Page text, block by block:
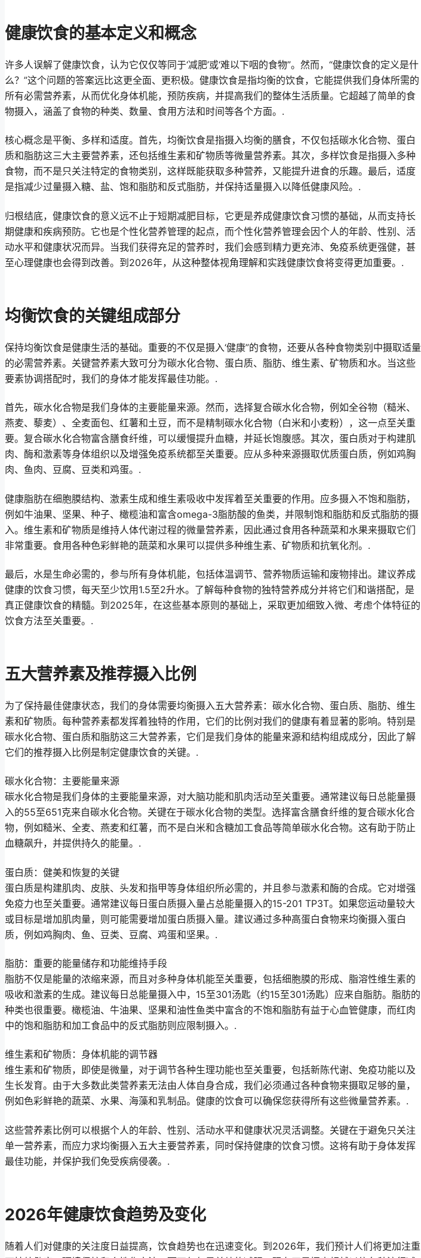
健康饮食的基本定义和概念
许多人误解了健康饮食，认为它仅仅等同于‘减肥’或‘难以下咽的食物”。然而，“健康饮食的定义是什
么？”这个问题的答案远比这更全面、更积极。健康饮食是指均衡的饮食，它能提供我们身体所需的
所有必需营养素，从而优化身体机能，预防疾病，并提高我们的整体生活质量。它超越了简单的食
物摄入，涵盖了食物的种类、数量、食用方法和时间等各个方面。.
核心概念是平衡、多样和适度。首先，均衡饮食是指摄入均衡的膳食，不仅包括碳水化合物、蛋白
质和脂肪这三大主要营养素，还包括维生素和矿物质等微量营养素。其次，多样饮食是指摄入多种
食物，而不是只关注特定的食物类别，这样既能获取多种营养，又能提升进食的乐趣。最后，适度
是指减少过量摄入糖、盐、饱和脂肪和反式脂肪，并保持适量摄入以降低健康风险。.
归根结底，健康饮食的意义远不止于短期减肥目标，它更是养成健康饮食习惯的基础，从而支持长
期健康和疾病预防。它也是个性化营养管理的起点，而个性化营养管理会因个人的年龄、性别、活
动水平和健康状况而异。当我们获得充足的营养时，我们会感到精力更充沛、免疫系统更强健，甚
至心理健康也会得到改善。到2026年，从这种整体视角理解和实践健康饮食将变得更加重要。.
均衡饮食的关键组成部分
保持均衡饮食是健康生活的基础。重要的不仅是摄入‘健康”的食物，还要从各种食物类别中摄取适量
的必需营养素。关键营养素大致可分为碳水化合物、蛋白质、脂肪、维生素、矿物质和水。当这些
要素协调搭配时，我们的身体才能发挥最佳功能。.
首先，碳水化合物是我们身体的主要能量来源。然而，选择复合碳水化合物，例如全谷物（糙米、
燕麦、藜麦）、全麦面包、红薯和土豆，而不是精制碳水化合物（白米和小麦粉），这一点至关重
要。复合碳水化合物富含膳食纤维，可以缓慢提升血糖，并延长饱腹感。其次，蛋白质对于构建肌
肉、酶和激素等身体组织以及增强免疫系统都至关重要。应从多种来源摄取优质蛋白质，例如鸡胸
肉、鱼肉、豆腐、豆类和鸡蛋。.
健康脂肪在细胞膜结构、激素生成和维生素吸收中发挥着至关重要的作用。应多摄入不饱和脂肪，
例如牛油果、坚果、种子、橄榄油和富含omega-3脂肪酸的鱼类，并限制饱和脂肪和反式脂肪的摄
入。维生素和矿物质是维持人体代谢过程的微量营养素，因此通过食用各种蔬菜和水果来摄取它们
非常重要。食用各种色彩鲜艳的蔬菜和水果可以提供多种维生素、矿物质和抗氧化剂。.
最后，水是生命必需的，参与所有身体机能，包括体温调节、营养物质运输和废物排出。建议养成
健康的饮食习惯，每天至少饮用1.5至2升水。了解每种食物的独特营养成分并将它们和谐搭配，是
真正健康饮食的精髓。到2025年，在这些基本原则的基础上，采取更加细致入微、考虑个体特征的
饮食方法至关重要。.
五大营养素及推荐摄入比例
为了保持最佳健康状态，我们的身体需要均衡摄入五大营养素：碳水化合物、蛋白质、脂肪、维生
素和矿物质。每种营养素都发挥着独特的作用，它们的比例对我们的健康有着显著的影响。特别是
碳水化合物、蛋白质和脂肪这三大营养素，它们是我们身体的能量来源和结构组成成分，因此了解
它们的推荐摄入比例是制定健康饮食的关键。.
碳水化合物：主要能量来源
碳水化合物是我们身体的主要能量来源，对大脑功能和肌肉活动至关重要。通常建议每日总能量摄
入的55至651克来自碳水化合物。关键在于碳水化合物的类型。选择富含膳食纤维的复合碳水化合
物，例如糙米、全麦、燕麦和红薯，而不是白米和含糖加工食品等简单碳水化合物。这有助于防止
血糖飙升，并提供持久的能量。.
蛋白质：健美和恢复的关键
蛋白质是构建肌肉、皮肤、头发和指甲等身体组织所必需的，并且参与激素和酶的合成。它对增强
免疫力也至关重要。通常建议每日蛋白质摄入量占总能量摄入的15-201 TP3T。如果您运动量较大
或目标是增加肌肉量，则可能需要增加蛋白质摄入量。建议通过多种高蛋白食物来均衡摄入蛋白
质，例如鸡胸肉、鱼、豆类、豆腐、鸡蛋和坚果。.
脂肪：重要的能量储存和功能维持手段
脂肪不仅是能量的浓缩来源，而且对多种身体机能至关重要，包括细胞膜的形成、脂溶性维生素的
吸收和激素的生成。建议每日总能量摄入中，15至301汤匙（约15至301汤匙）应来自脂肪。脂肪的
种类也很重要。橄榄油、牛油果、坚果和油性鱼类中富含的不饱和脂肪有益于心血管健康，而红肉
中的饱和脂肪和加工食品中的反式脂肪则应限制摄入。.
维生素和矿物质：身体机能的调节器
维生素和矿物质，即使是微量，对于调节各种生理功能也至关重要，包括新陈代谢、免疫功能以及
生长发育。由于大多数此类营养素无法由人体自身合成，我们必须通过各种食物来摄取足够的量，
例如色彩鲜艳的蔬菜、水果、海藻和乳制品。健康的饮食可以确保您获得所有这些微量营养素。.
这些营养素比例可以根据个人的年龄、性别、活动水平和健康状况灵活调整。关键在于避免只关注
单一营养素，而应力求均衡摄入五大主要营养素，同时保持健康的饮食习惯。这将有助于身体发挥
最佳功能，并保护我们免受疾病侵袭。.
2026年健康饮食趋势及变化
随着人们对健康的关注度日益提高，饮食趋势也在迅速变化。到2026年，我们预计人们将更加注重